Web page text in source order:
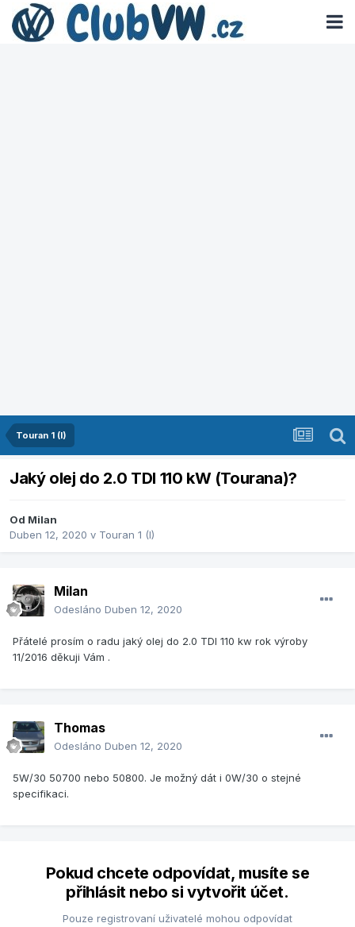
Touran 1 (I)
Jaký olej do 2.0 TDI 110 kW (Tourana)?
Od Milan
Duben 12, 2020 v Touran 1 (I)
Milan
Odesláno Duben 12, 2020
Přátelé prosím o radu jaký olej do 2.0 TDI 110 kw rok výroby
11/2016 děkuji Vám .
Thomas
Odesláno Duben 12, 2020
5W/30 50700 nebo 50800. Je možný dát i 0W/30 o stejné
specifikaci.
Pokud chcete odpovídat, musíte se
přihlásit nebo si vytvořit účet.
Pouze registrovaní uživatelé mohou odpovídat